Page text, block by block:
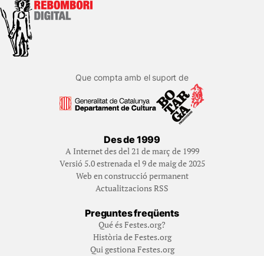
Que compta amb el suport de
Des de 1999
A Internet des del 21 de març de 1999
Versió 5.0 estrenada el 9 de maig de 2025
Web en construcció permanent
Actualitzacions RSS
Preguntes freqüents
Qué és Festes.org?
Història de Festes.org
Qui gestiona Festes.org